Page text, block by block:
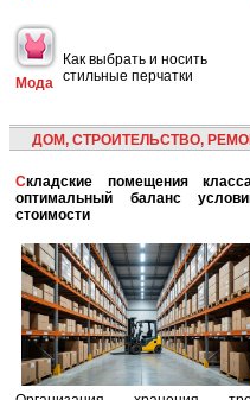
Мода
Как выбрать и носить
стильные перчатки
ДОМ, СТРОИТЕЛЬСТВО,
Складские помещения класса B:
оптимальный баланс
стоимости